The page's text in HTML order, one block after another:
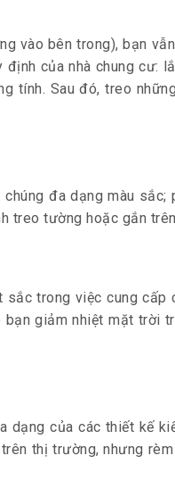
vào bên trong), bạn
của nhà chung cư:
tính. Sau đó, treo
đa dạng màu sắc;
treo tường hoặc gắn
trong việc cung cấp
giảm nhiệt mặt trời
của các thiết kế
thị trường, nhưng